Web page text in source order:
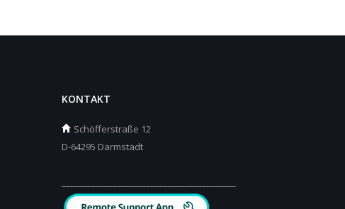
KONTAKT
Schöfferstraße 12
D-64295 Darmstadt